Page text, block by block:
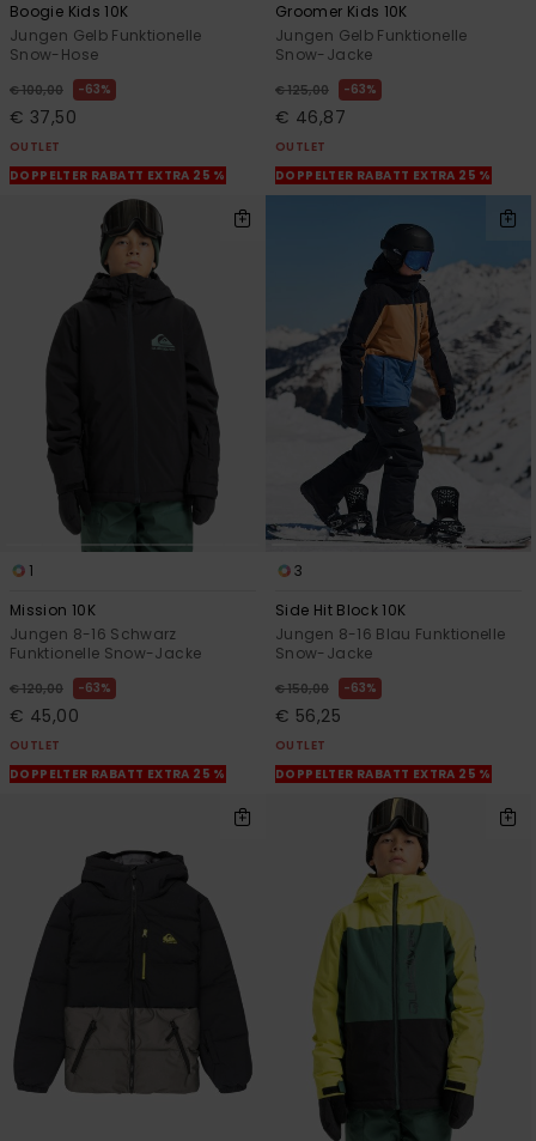
Boogie Kids 10K
Jungen Gelb Funktionelle
Snow-Hose
€ 100,00 63%
€ 37,50
OUTLET
DOPPELTER RABATT EXTRA 25 %
Groomer Kids 10K
Jungen Gelb Funktionelle
Snow-Jacke
€ 125,00 63%
€ 46,87
OUTLET
DOPPELTER RABATT EXTRA 25 %
1
Mission 10K
Jungen 8-16 Schwarz
Funktionelle Snow-Jacke
€ 120,00 63%
€ 45,00
OUTLET
DOPPELTER RABATT EXTRA 25 %
3
Side Hit Block 10K
Jungen 8-16 Blau Funktionelle
Snow-Jacke
€ 150,00 63%
€ 56,25
OUTLET
DOPPELTER RABATT EXTRA 25 %